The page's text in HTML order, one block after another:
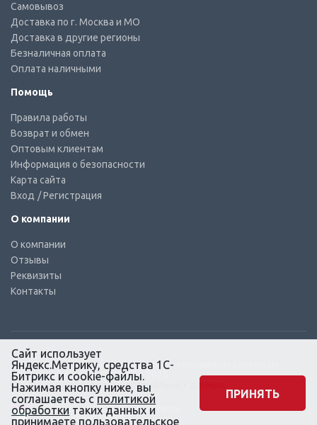
Самовывоз
Доставка по г. Москва и МО
Доставка в другие регионы
Безналичная оплата
Оплата наличными
Помощь
Правила работы
Возврат и обмен
Оптовым клиентам
Информация о безопасности
Карта сайта
Вход / Регистрация
О компании
О компании
Отзывы
Реквизиты
Контакты
© КТС-Дизель – Комплектующие к топливным системам
Все права защищены, 2003 – 2025
Согласие на обработку персональных данных
Сайт создан в маркетинговом
агентстве KLUEV.BZ
Сайт использует
Яндекс.Метрику, средства 1С-
Битрикс и cookie-файлы.
Нажимая кнопку ниже, вы
соглашаетесь с политикой
обработки таких данных и
принимаете пользовательское
ПРИНЯТЬ